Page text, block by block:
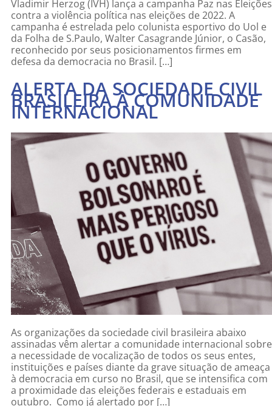
Vladimir Herzog (IVH) lança a campanha Paz nas Eleições
contra a violência política nas eleições de 2022. A
campanha é estrelada pelo colunista esportivo do Uol e
da Folha de S.Paulo, Walter Casagrande Júnior, o Casão,
reconhecido por seus posicionamentos firmes em
defesa da democracia no Brasil. […]
ALERTA DA SOCIEDADE CIVIL
BRASILEIRA À COMUNIDADE
INTERNACIONAL
As organizações da sociedade civil brasileira abaixo
assinadas vêm alertar a comunidade internacional sobre
a necessidade de vocalização de todos os seus entes,
instituições e países diante da grave situação de ameaça
à democracia em curso no Brasil, que se intensifica com
a proximidade das eleições federais e estaduais em
outubro. Como já alertado por […]